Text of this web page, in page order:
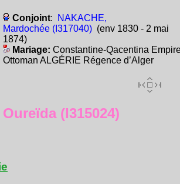
Conjoint:
NAKACHE,
Mardochée (I317040)(env 1830 - 2 mai
1874)
Mariage: Constantine-Qacentina
Ottoman ALGÉRIE Régence d’Alger
(I315024)